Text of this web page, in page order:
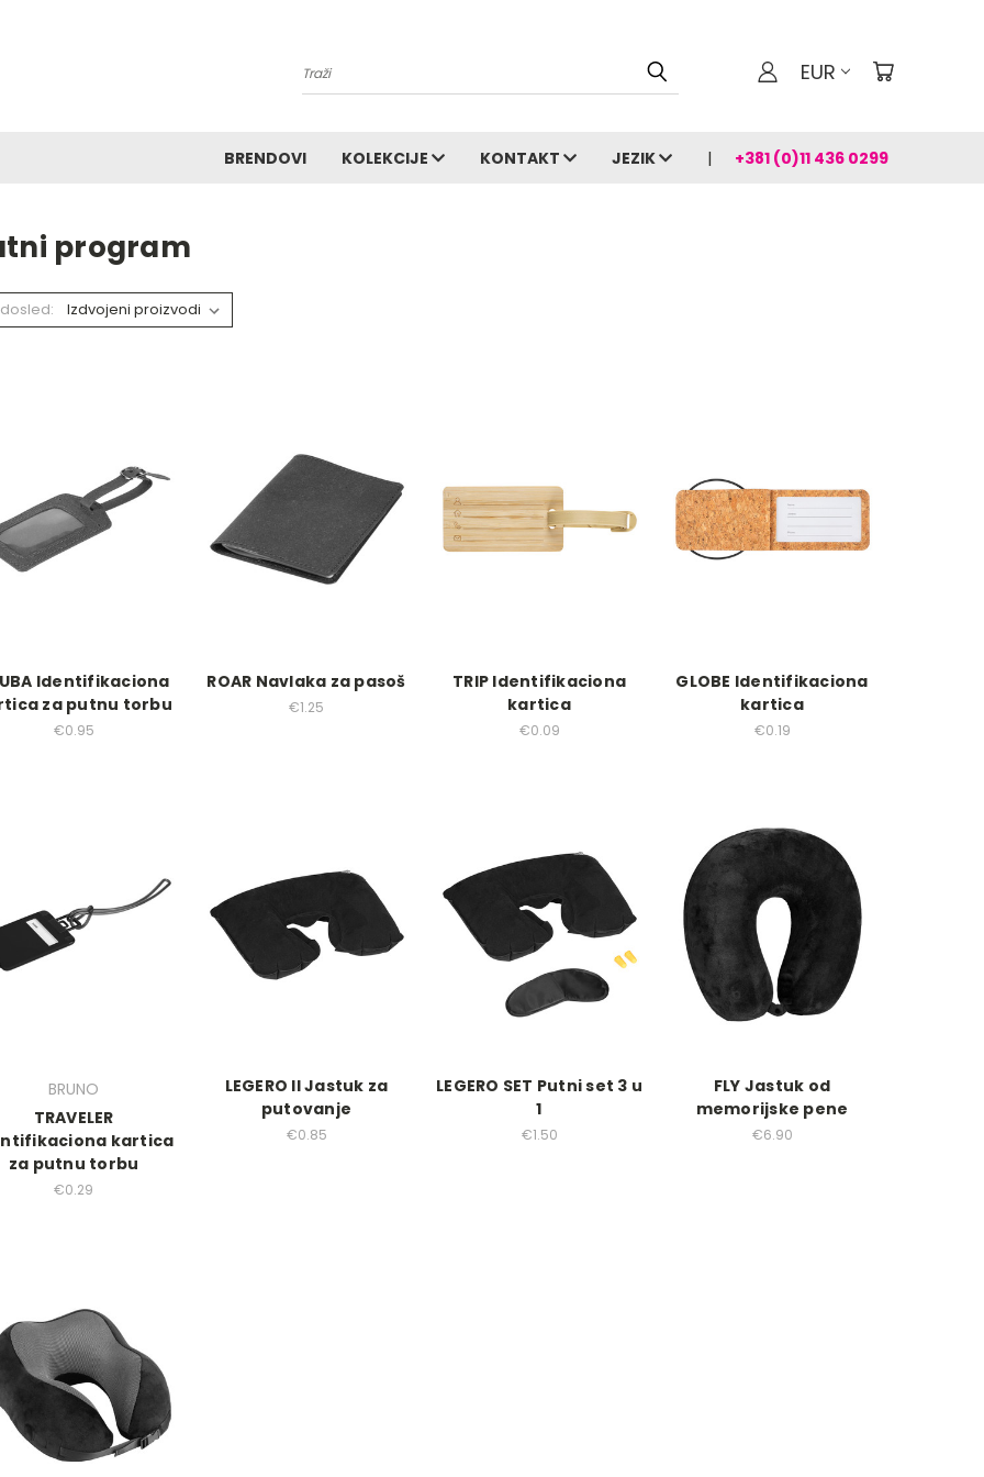
Pretraga EUR
BRENDOVI KOLEKCIJE KONTAKT JEZIK +381 (0)11 436 0299
program
Identifikaciona
za putnu torbu
€0.95
ROAR Navlaka za pasoš
€1.25
TRIP Identifikaciona
kartica
€0.09
GLOBE Identifikaciona
kartica
€0.19
BRUNO
TRAVELER
kartica
za putnu torbu
€0.29
LEGERO II Jastuk za
putovanje
€0.85
LEGERO SET Putni set 3 u
1
€1.50
FLY Jastuk od
memorijske pene
€6.90